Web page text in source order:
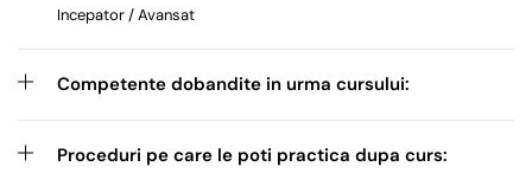
Incepator / Avansat
Competente dobandite in urma cursului:
Proceduri pe care le poti practica dupa curs: